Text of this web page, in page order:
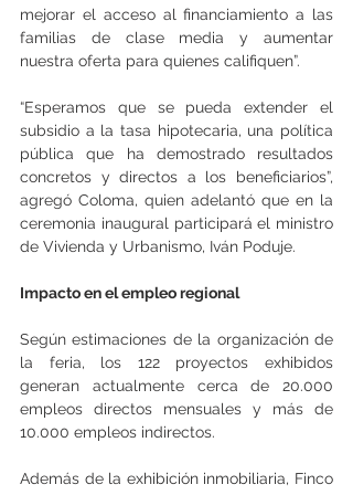
mejorar el acceso al financiamiento a las
familias de clase media y aumentar
nuestra oferta para quienes califiquen”.
“Esperamos que se pueda extender el
subsidio a la tasa hipotecaria, una política
pública que ha demostrado resultados
concretos y directos a los beneficiarios”,
agregó Coloma, quien adelantó que en la
ceremonia inaugural participará el ministro
de Vivienda y Urbanismo, Iván Poduje.
Impacto en el empleo regional
Según estimaciones de la organización de
la feria, los 122 proyectos exhibidos
generan actualmente cerca de 20.000
empleos directos mensuales y más de
10.000 empleos indirectos.
Además de la exhibición inmobiliaria, Finco